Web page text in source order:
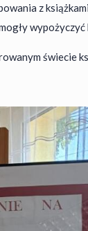
z
wypożyczyć
świecie